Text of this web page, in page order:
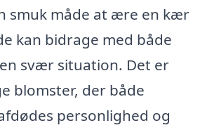
smuk måde at ære en kær
kan bidrage med både
svær situation. Det er
blomster, der både
personlighed og